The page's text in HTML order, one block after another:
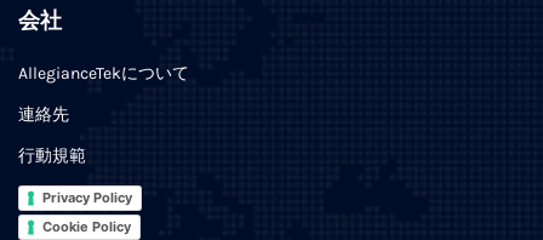
会社
AllegianceTekについて
連絡先
行動規範
Privacy Policy
Cookie Policy